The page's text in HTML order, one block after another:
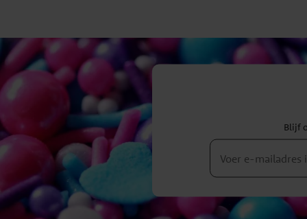
Blijf